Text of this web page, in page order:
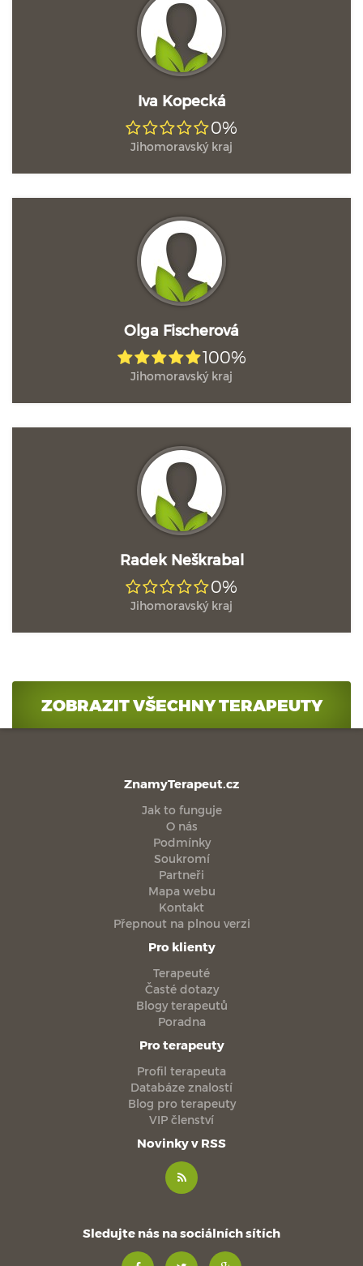
Iva Kopecká
0%
Jihomoravský kraj
Olga Fischerová
100%
Jihomoravský kraj
Radek Neškrabal
0%
Jihomoravský kraj
ZOBRAZIT VŠECHNY TERAPEUTY
ZnamyTerapeut.cz
Jak to funguje
O nás
Podmínky
Soukromí
Partneři
Mapa webu
Kontakt
Přepnout na plnou verzi
Pro klienty
Terapeuté
Časté dotazy
Blogy terapeutů
Poradna
Pro terapeuty
Profil terapeuta
Databáze znalostí
Blog pro terapeuty
VIP členství
Novinky v RSS
Sledujte nás na sociálních sítích